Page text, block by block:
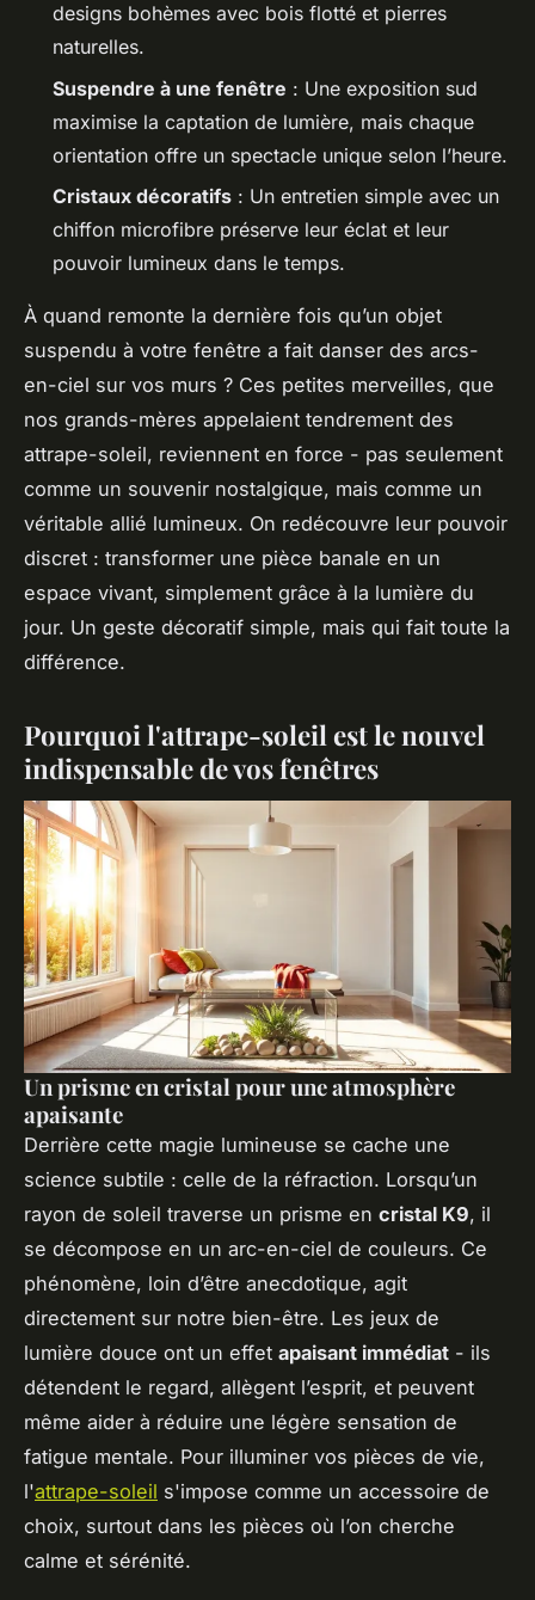
designs bohèmes avec bois flotté et pierres
naturelles.
Suspendre à une fenêtre : Une exposition sud
maximise la captation de lumière, mais chaque
orientation offre un spectacle unique selon l’heure.
Cristaux décoratifs : Un entretien simple avec un
chiffon microfibre préserve leur éclat et leur
pouvoir lumineux dans le temps.
À quand remonte la dernière fois qu’un objet
suspendu à votre fenêtre a fait danser des arcs-
en-ciel sur vos murs ? Ces petites merveilles, que
nos grands-mères appelaient tendrement des
attrape-soleil, reviennent en force - pas seulement
comme un souvenir nostalgique, mais comme un
véritable allié lumineux. On redécouvre leur pouvoir
discret : transformer une pièce banale en un
espace vivant, simplement grâce à la lumière du
jour. Un geste décoratif simple, mais qui fait toute la
différence.
Pourquoi l'attrape-soleil est le nouvel
indispensable de vos fenêtres
Un prisme en cristal pour une atmosphère
apaisante
Derrière cette magie lumineuse se cache une
science subtile : celle de la réfraction. Lorsqu’un
rayon de soleil traverse un prisme en cristal K9, il
se décompose en un arc-en-ciel de couleurs. Ce
phénomène, loin d’être anecdotique, agit
directement sur notre bien-être. Les jeux de
lumière douce ont un effet apaisant immédiat - ils
détendent le regard, allègent l’esprit, et peuvent
même aider à réduire une légère sensation de
fatigue mentale. Pour illuminer vos pièces de vie,
l'attrape-soleil s'impose comme un accessoire de
choix, surtout dans les pièces où l’on cherche
calme et sérénité.